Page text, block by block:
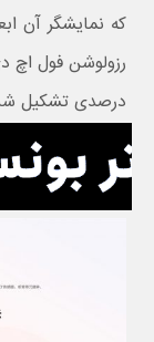
درصدی تشکیل